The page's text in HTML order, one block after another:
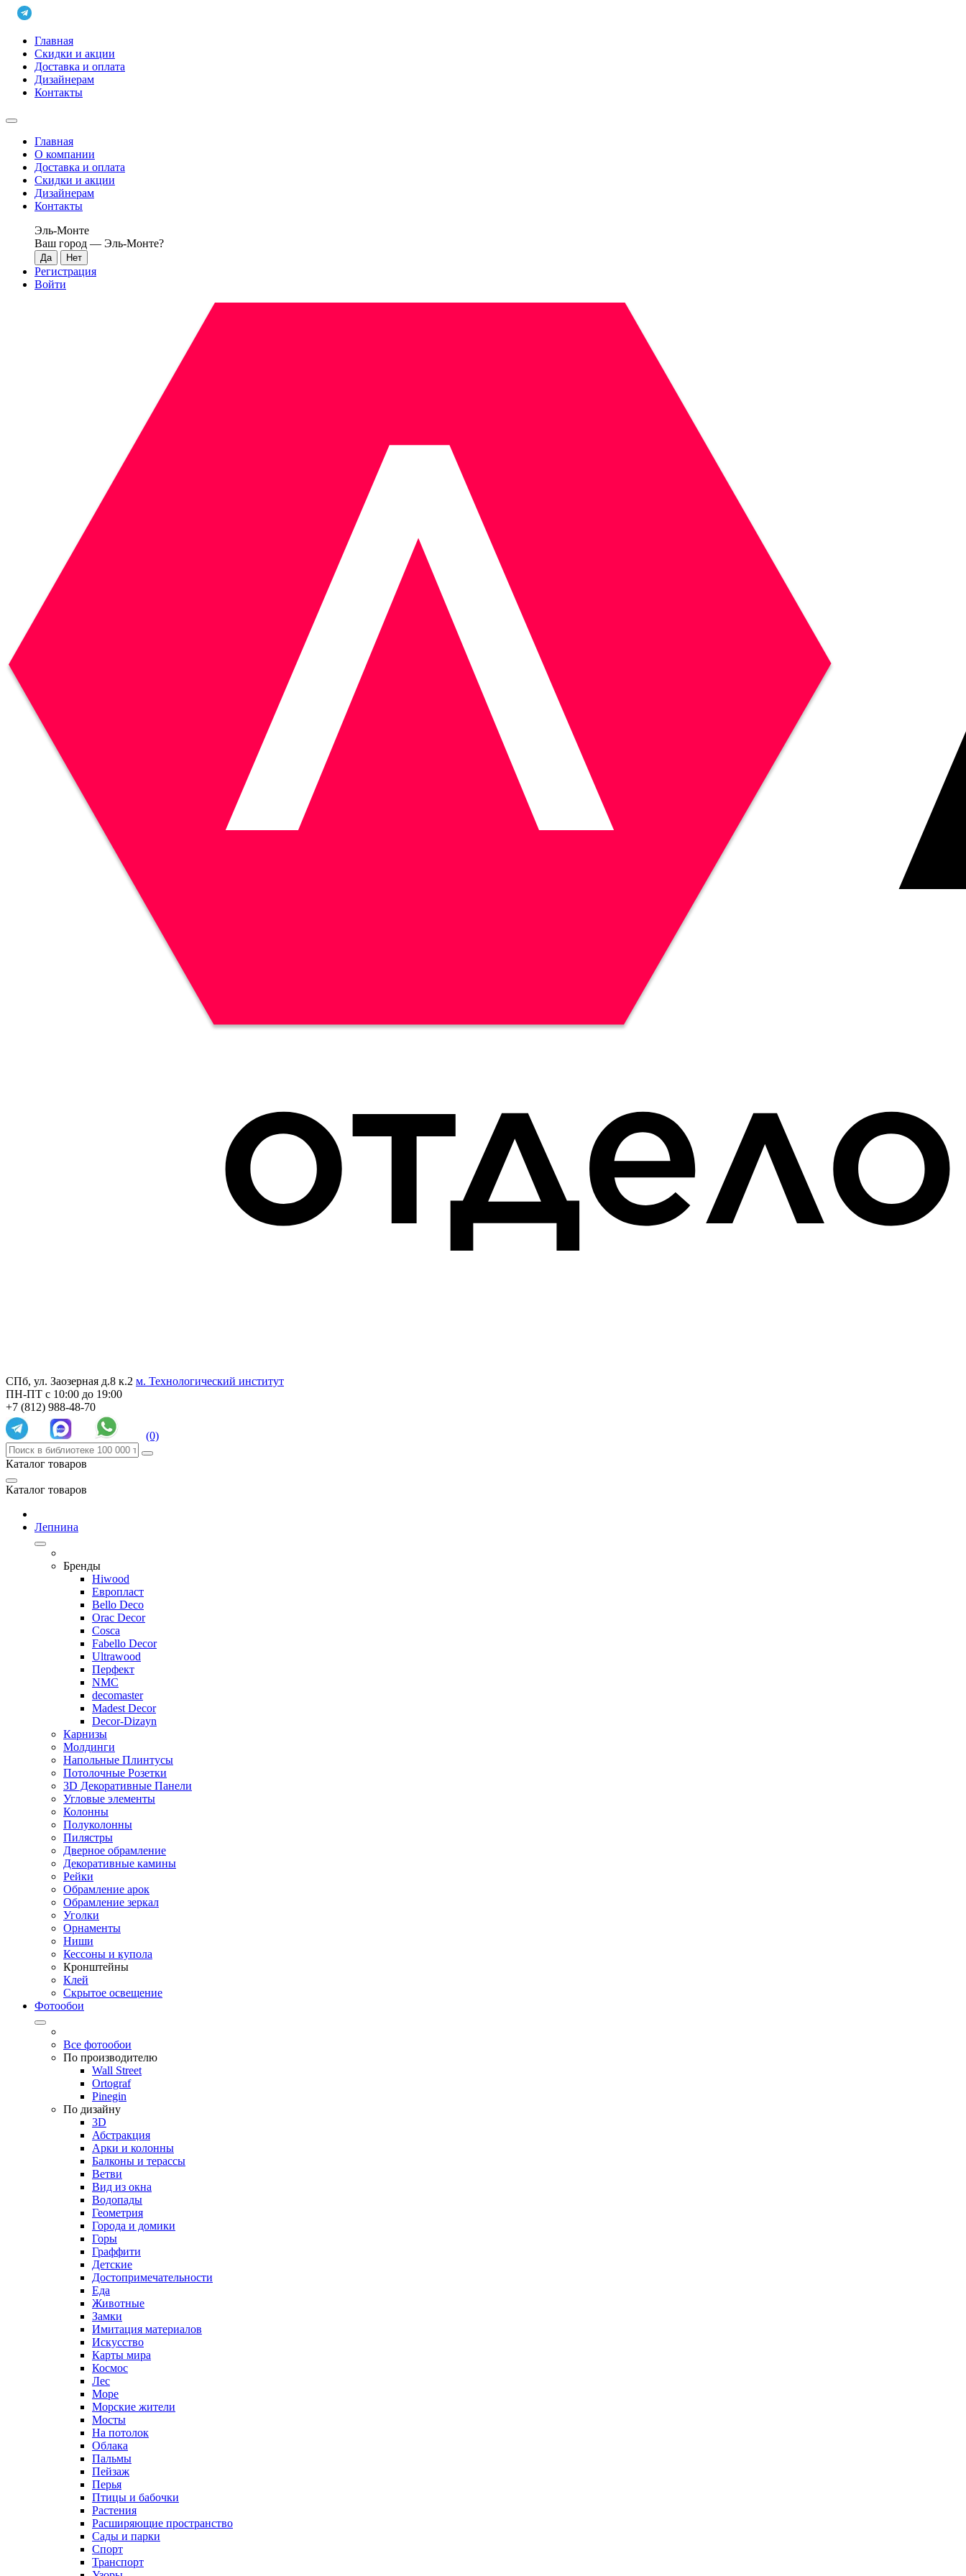
Главная
Скидки и акции
Доставка и оплата
Дизайнерам
Контакты
Главная
О компании
Доставка и оплата
Скидки и акции
Дизайнерам
Контакты
Эль-Монте
Ваш город — Эль-Монте?
Регистрация
Войти
СПб, ул. Заозерная д.8 к.2 м. Технологический институт
ПН-ПТ с 10:00 до 19:00
+7 (812) 988-48-70
(0)
Каталог товаров
Каталог товаров
Лепнина
Бренды
Hiwood
Европласт
Bello Deco
Orac Decor
Cosca
Fabello Decor
Ultrawood
Перфект
NMC
decomaster
Madest Decor
Decor-Dizayn
Карнизы
Молдинги
Напольные Плинтусы
Потолочные Розетки
3D Декоративные Панели
Угловые элементы
Колонны
Полуколонны
Пилястры
Дверное обрамление
Декоративные камины
Рейки
Обрамление арок
Обрамление зеркал
Уголки
Орнаменты
Ниши
Кессоны и купола
Кронштейны
Клей
Скрытое освещение
Фотообои
Все фотообои
По производителю
Wall Street
Ortograf
Pinegin
По дизайну
3D
Абстракция
Арки и колонны
Балконы и терассы
Ветви
Вид из окна
Водопады
Геометрия
Города и домики
Горы
Граффити
Детские
Достопримечательности
Еда
Животные
Замки
Имитация материалов
Искусство
Карты мира
Космос
Лес
Море
Морские жители
Мосты
На потолок
Облака
Пальмы
Пейзаж
Перья
Птицы и бабочки
Растения
Расширяющие пространство
Сады и парки
Спорт
Транспорт